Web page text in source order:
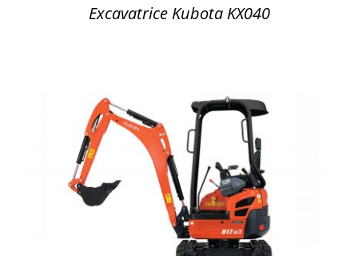
Excavatrice Kubota KX040
DÉTAILS